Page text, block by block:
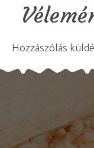
Hozzászólás